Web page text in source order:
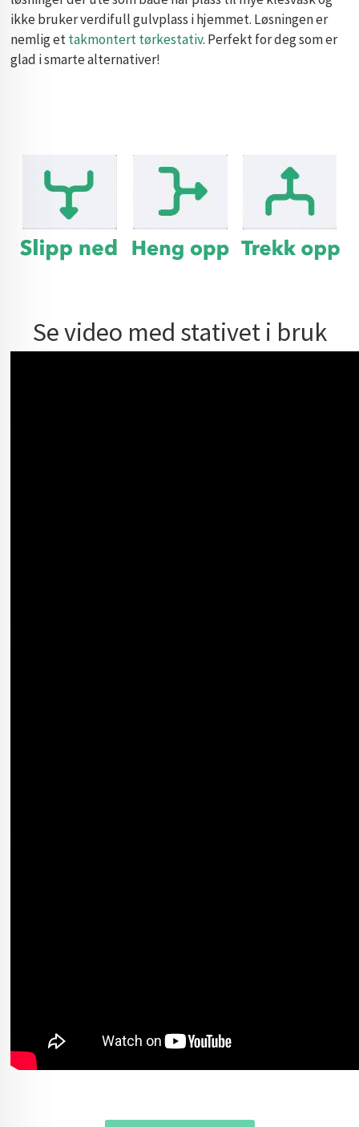
ikke bruker verdifull gulvplass i hjemmet. Løsningen er
nemlig ettakmontert tørkestativ. Perfekt for deg som er
glad i smarte alternativer!
Se video med stativet i bruk